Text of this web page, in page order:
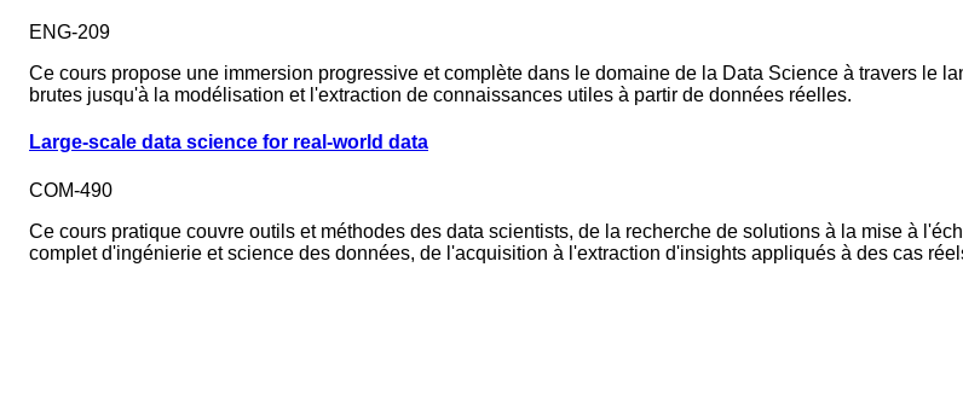
ENG-209
Ce cours propose une immersion progressive et complète dans le domaine de la Data Science à travers le
brutes jusqu'à la modélisation et l'extraction de connaissances utiles à partir de données réelles.
Large-scale data science for real-world data
COM-490
Ce cours pratique couvre outils et méthodes des data scientists, de la recherche de solutions à la mise à
complet d'ingénierie et science des données, de l'acquisition à l'extraction d'insights appliqués à des cas